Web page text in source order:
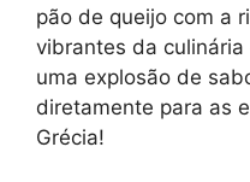
pão de queijo com a
vibrantes da
uma explosão de
diretamente para as
Grécia!